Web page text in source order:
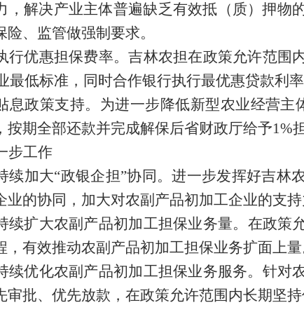
，解决产业主体普遍缺乏有效抵（质）押物
、监管做强制要求。
行优惠担保费率。吉林农担在政策允许范围
最低标准，同时合作银行执行最优惠贷款利率
息政策支持。 为进一步降低新型农业经营主
按期全部还款并完成解保后省财政厅给予1%
步工作
续加大“政银企担”协同 。进一步发挥好吉林
业的协同， 加大对农副产品初加工企业的支
续扩大农副产品初加工担保业务量。 在政策
，有效推动农副产品初加工担保业务扩面上量
续优化农副产品初加工担保业务服务。 针对
审批、优先放款， 在政策允许范围内长期坚